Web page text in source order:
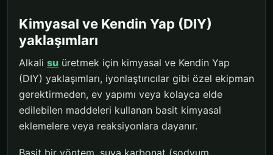
Kimyasal ve Kendin Yap (DIY)
yaklaşımları
Alkali su üretmek için kimyasal ve Kendin Yap
(DIY) yaklaşımları, iyonlaştırıcılar gibi özel ekipman
gerektirmeden, ev yapımı veya kolayca elde
edilebilen maddeleri kullanan basit kimyasal
eklemelere veya reaksiyonlara dayanır.
Basit bir yöntem, suya karbonat (sodyum